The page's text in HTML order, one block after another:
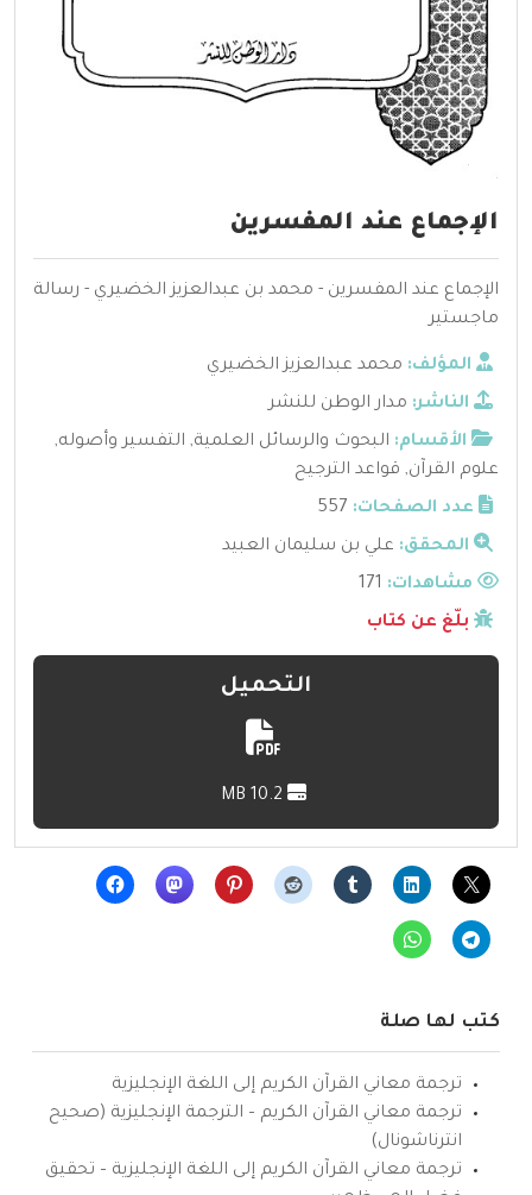
الإجماع عند المفسرين
الإجماع عند المفسرين - محمد بن عبدالعزيز الخضيري - رسالة
ماجستير
المؤلف: محمد عبدالعزيز الخضيري
الناشر: مدار الوطن للنشر
الأقسام: البحوث والرسائل العلمية, التفسير وأصوله,
علوم القرآن, قواعد الترجيح
عدد الصفحات: 557
المحقق: علي بن سليمان العبيد
مشاهدات:
بلّغ عن كتاب
التحميل
كتب لها صلة
ترجمة معاني القرآن الكريم إلى اللغة الإنجليزية
ترجمة معاني القرآن الكريم – الترجمة الإنجليزية (صحيح
انترناشونال)
ترجمة معاني القرآن الكريم إلى اللغة الإنجليزية – تحقيق